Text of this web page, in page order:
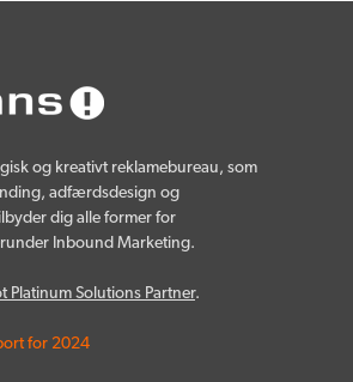
og kreativt reklamebureau, som
adfærdsdesign og
dig alle former for
Inbound Marketing.
Platinum Solutions Partner.
for 2024